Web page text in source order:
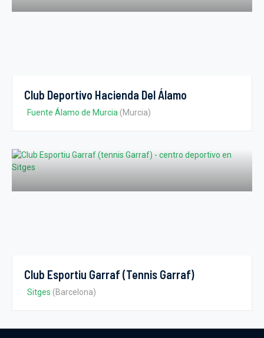
Club Deportivo Hacienda Del Álamo
Fuente Álamo de Murcia (Murcia)
Club Esportiu Garraf (tennis Garraf)
Sitges (Barcelona)